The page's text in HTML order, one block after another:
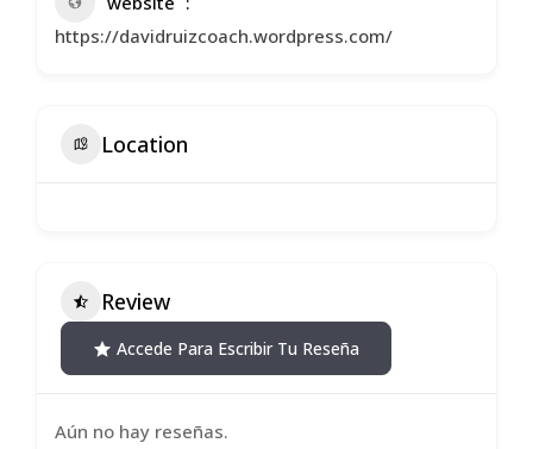
https://davidruizcoach.wordpress.com/
Location
Review
Accede Para Escribir Tu Reseña
Aún no hay reseñas.